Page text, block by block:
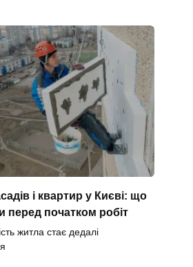
і квартир у Києві: що
перед початком робіт
житла стає дедалі